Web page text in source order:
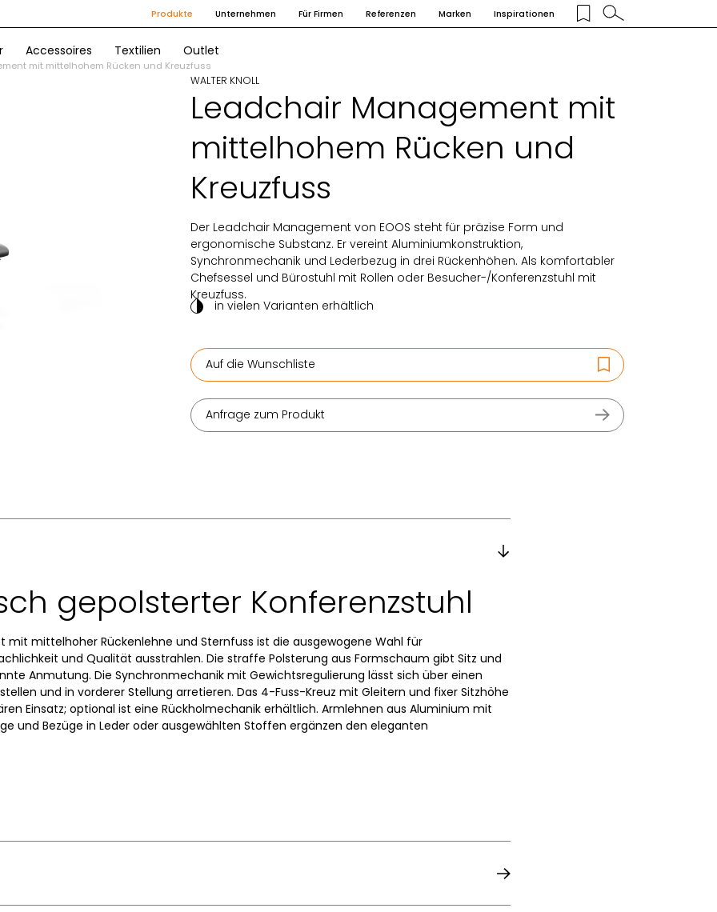
Produkte Unternehmen Für Firmen Referenzen Marken Inspirationen
Accessoires Textilien Outlet
mit mittelhohem Rücken und Kreuzfuss
WALTER KNOLL
Leadchair Management mit
mittelhohem Rücken und
Kreuzfuss
Der Leadchair Management von EOOS steht für präzise Form und
ergonomische Substanz. Er vereint Aluminiumkonstruktion,
Synchronmechanik und Lederbezug in drei Rückenhöhen. Als komfortabler
Chefsessel und Bürostuhl mit Rollen oder Besucher-/Konferenzstuhl mit
Kreuzfuss.
in vielen Varianten erhältlich
Auf die Wunschliste
Anfrage zum Produkt
gepolsterter Konferenzstuhl
mit mittelhoher Rückenlehne und Sternfuss ist die ausgewogene Wahl für
und Qualität ausstrahlen. Die straffe Polsterung aus Formschaum gibt Sitz und
Anmutung. Die Synchronmechanik mit Gewichtsregulierung lässt sich über einen
und in vorderer Stellung arretieren. Das 4-Fuss-Kreuz mit Gleitern und fixer Sitzhöhe
Einsatz; optional ist eine Rückholmechanik erhältlich. Armlehnen aus Aluminium mit
und Bezüge in Leder oder ausgewählten Stoffen ergänzen den eleganten